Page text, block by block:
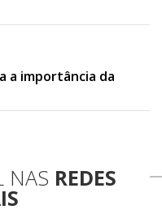
a importância da
NAS REDES